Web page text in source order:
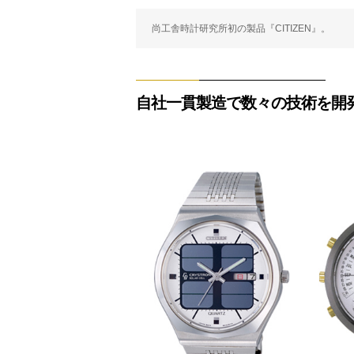
尚工舎時計研究所初の製品『CITIZEN』。
自社一貫製造で数々の技術を開